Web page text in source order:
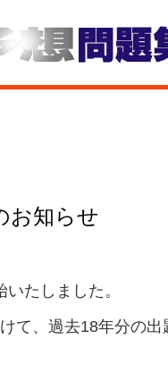
お知らせ
たしました。
て、 過去18年分の